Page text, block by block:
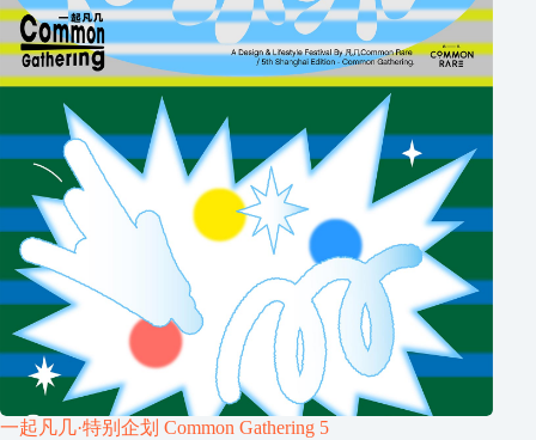
一起凡几·特别企划 Common Gathering 5